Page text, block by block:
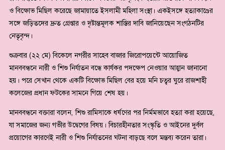
ও বিক্ষোভ মিছিল করেছে জামায়াতে ইসলামী মহিলা সংস্থা। একইসঙ্গে হত্যাকাণ্ডের
সঙ্গে জড়িতদের দ্রুত গ্রেপ্তার ও দৃষ্টান্তমূলক শাস্তির দাবি জানিয়েছেন সংগঠনটির
নেতৃবৃন্দ।
শুক্রবার (২২ মে) বিকেলে নগরীর সাহেব বাজার জিরোপয়েন্টে আয়োজিত
মানববন্ধনে নারী ও শিশু নির্যাতন বন্ধে কার্যকর পদক্ষেপ নেওয়ার আহ্বান জানানো
হয়। পরে সেখান থেকে একটি বিক্ষোভ মিছিল বের হয়ে মনি চত্বর ঘুরে রাজশাহী
কলেজের প্রধান ফটকের সামনে গিয়ে শেষ হয়।
মানববন্ধনে বক্তারা বলেন, শিশু রামিসাকে ধর্ষণের পর নির্মমভাবে হত্যা করা হয়েছে,
যা সমাজের জন্য গভীর উদ্বেগের বিষয়। বিচারহীনতার সংস্কৃতি ও আইনের দুর্বল
প্রয়োগের কারণেই নারী ও শিশু নির্যাতনের ঘটনা বাড়ছে বলে মন্তব্য করেন তারা।